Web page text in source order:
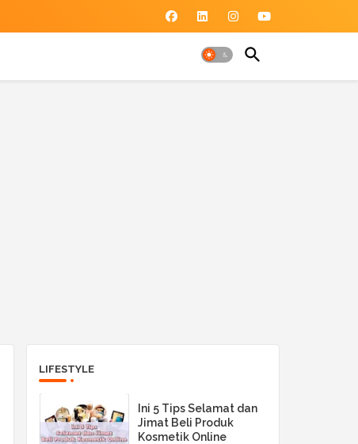
LIFESTYLE
Ini 5 Tips Selamat dan
Jimat Beli Produk
Kosmetik Online